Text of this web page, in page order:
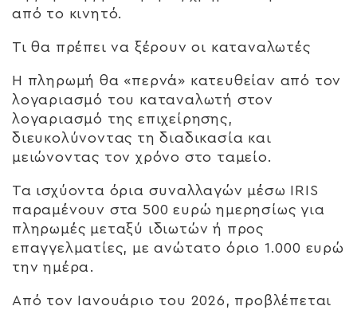
από το κινητό.
Τι θα πρέπει να ξέρουν οι καταναλωτές
Η πληρωμή θα «περνά» κατευθείαν από τον
λογαριασμό του καταναλωτή στον
λογαριασμό της επιχείρησης,
διευκολύνοντας τη διαδικασία και
μειώνοντας τον χρόνο στο ταμείο.
Τα ισχύοντα όρια συναλλαγών μέσω IRIS
παραμένουν στα 500 ευρώ ημερησίως για
πληρωμές μεταξύ ιδιωτών ή προς
επαγγελματίες, με ανώτατο όριο 1.000 ευρώ
την ημέρα.
Από τον Ιανουάριο του 2026, προβλέπεται